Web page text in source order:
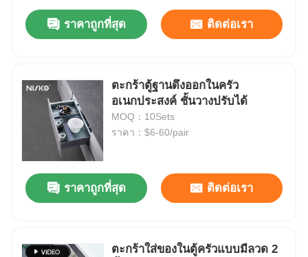
ราคาถูกที่สุด ติดต่อเรา
ตะกร้าตู้ฐานดึงออกในครัว
อเนกประสงค์ ชั้นวางปรับได้
MOQ：10Sets
ราคา：$6-60/pair
ราคาถูกที่สุด ติดต่อเรา
ตะกร้าใส่ของในตู้ครัวแบบมีลวด 2